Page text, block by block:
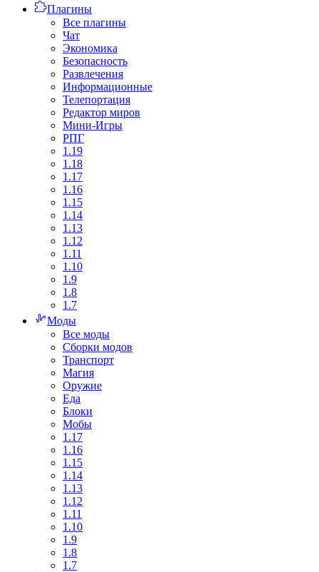
Плагины
Все плагины
Чат
Экономика
Безопасность
Развлечения
Информационные
Телепортация
Редактор миров
Мини-Игры
РПГ
1.19
1.18
1.17
1.16
1.15
1.14
1.13
1.12
1.11
1.10
1.9
1.8
1.7
Моды
Все моды
Сборки модов
Транспорт
Магия
Оружие
Еда
Блоки
Мобы
1.17
1.16
1.15
1.14
1.13
1.12
1.11
1.10
1.9
1.8
1.7